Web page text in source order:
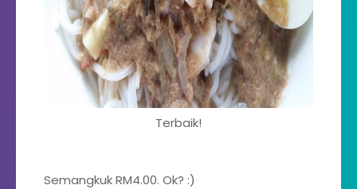
Terbaik!
Semangkuk RM4.00. Ok? :)